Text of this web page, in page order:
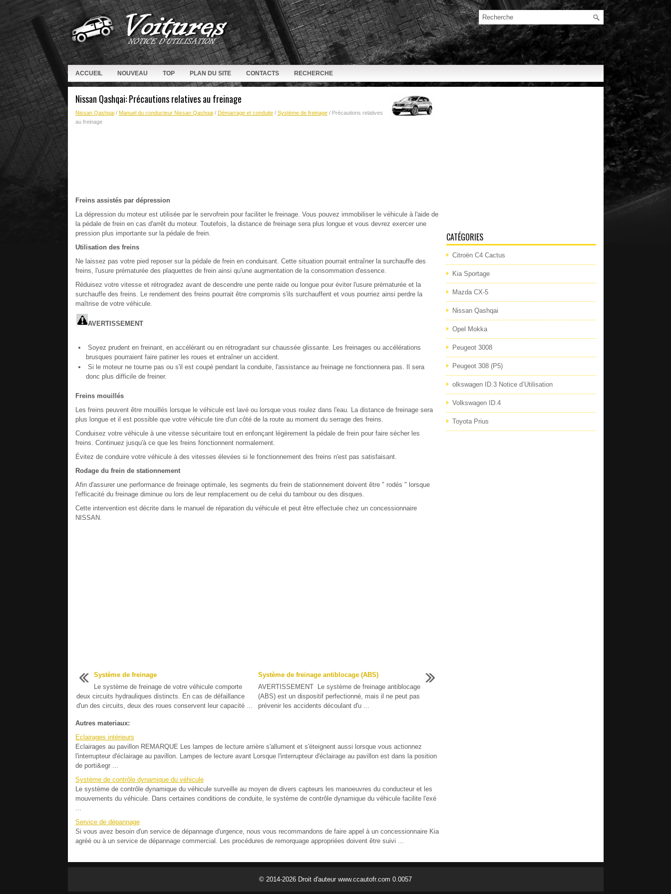
ACCUEIL NOUVEAU TOP PLAN DU SITE CONTACTS RECHERCHE
Nissan Qashqai: Précautions relatives au freinage
Nissan Qashqai/ Manuel du conducteur Nissan Qashqai/ Démarrage et conduite/ Système de freinage/ Précautions relatives
au freinage
Freins assistés par dépression
La dépression du moteur est utilisée par le servofrein pour faciliter le freinage. Vous pouvez immobiliser le véhicule à l'aide de
la pédale de frein en cas d'arrêt du moteur. Toutefois, la distance de freinage sera plus longue et vous devrez exercer une
pression plus importante sur la pédale de frein.
Utilisation des freins
Ne laissez pas votre pied reposer sur la pédale de frein en conduisant. Cette situation pourrait entraîner la surchauffe des
freins, l'usure prématurée des plaquettes de frein ainsi qu'une augmentation de la consommation d'essence.
Réduisez votre vitesse et rétrogradez avant de descendre une pente raide ou longue pour éviter l'usure prématurée et la
surchauffe des freins. Le rendement des freins pourrait être compromis s'ils surchauffent et vous pourriez ainsi perdre la
maîtrise de votre véhicule.
AVERTISSEMENT
Soyez prudent en freinant, en accélérant ou en rétrogradant sur chaussée glissante. Les freinages ou accélérations
brusques pourraient faire patiner les roues et entraîner un accident.
Si le moteur ne tourne pas ou s'il est coupé pendant la conduite, l'assistance au freinage ne fonctionnera pas. Il sera
donc plus difficile de freiner.
Freins mouillés
Les freins peuvent être mouillés lorsque le véhicule est lavé ou lorsque vous roulez dans l'eau. La distance de freinage sera
plus longue et il est possible que votre véhicule tire d'un côté de la route au moment du serrage des freins.
Conduisez votre véhicule à une vitesse sécuritaire tout en enfonçant légèrement la pédale de frein pour faire sécher les
freins. Continuez jusqu'à ce que les freins fonctionnent normalement.
Évitez de conduire votre véhicule à des vitesses élevées si le fonctionnement des freins n'est pas satisfaisant.
Rodage du frein de stationnement
Afin d'assurer une performance de freinage optimale, les segments du frein de stationnement doivent être " rodés " lorsque
l'efficacité du freinage diminue ou lors de leur remplacement ou de celui du tambour ou des disques.
Cette intervention est décrite dans le manuel de réparation du véhicule et peut être effectuée chez un concessionnaire
NISSAN.
Système de freinage
Le système de freinage de votre véhicule comporte
deux circuits hydrauliques distincts. En cas de défaillance
d'un des circuits, deux des roues conservent leur capacité ...
Système de freinage antiblocage (ABS)
AVERTISSEMENT Le système de freinage antiblocage
(ABS) est un dispositif perfectionné, mais il ne peut pas
prévenir les accidents découlant d'u ...
Autres materiaux:
Eclairages intérieurs
Eclairages au pavillon REMARQUE Les lampes de lecture arrière s'allument et s'éteignent aussi lorsque vous actionnez
l'interrupteur d'éclairage au pavillon. Lampes de lecture avant Lorsque l'interrupteur d'éclairage au pavillon est dans la position
de porti&egr ...
Système de contrôle dynamique du véhicule
Le système de contrôle dynamique du véhicule surveille au moyen de divers capteurs les manoeuvres du conducteur et les
mouvements du véhicule. Dans certaines conditions de conduite, le système de contrôle dynamique du véhicule facilite l'exé
...
Service de dépannage
Si vous avez besoin d'un service de dépannage d'urgence, nous vous recommandons de faire appel à un concessionnaire Kia
agréé ou à un service de dépannage commercial. Les procédures de remorquage appropriées doivent être suivi ...
CATÉGORIES
Citroën C4 Cactus
Kia Sportage
Mazda CX-5
Nissan Qashqai
Opel Mokka
Peugeot 3008
Peugeot 308 (P5)
olkswagen ID.3 Notice d’Utilisation
Volkswagen ID.4
Toyota Prius
© 2014-2026 Droit d'auteur www.ccautofr.com 0.0057